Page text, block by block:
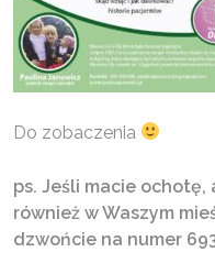
Do zobaczenia
ps. Jeśli macie
również w Waszym
dzwońcie na numer